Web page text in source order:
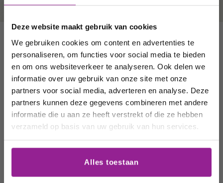
Deze website maakt gebruik van cookies
We gebruiken cookies om content en advertenties te
personaliseren, om functies voor social media te bieden
en om ons websiteverkeer te analyseren. Ook delen we
informatie over uw gebruik van onze site met onze
partners voor social media, adverteren en analyse. Deze
partners kunnen deze gegevens combineren met andere
informatie die u aan ze heeft verstrekt of die ze hebben
verzameld op basis van uw gebruik van hun services.
Alles toestaan
You may also like
Digitale cadeaubon
korting op uw
volgende
order!
Wij houden u graag op de
hoogte van onze acties,
wijnhuizen en uw
favoriete wijnen!